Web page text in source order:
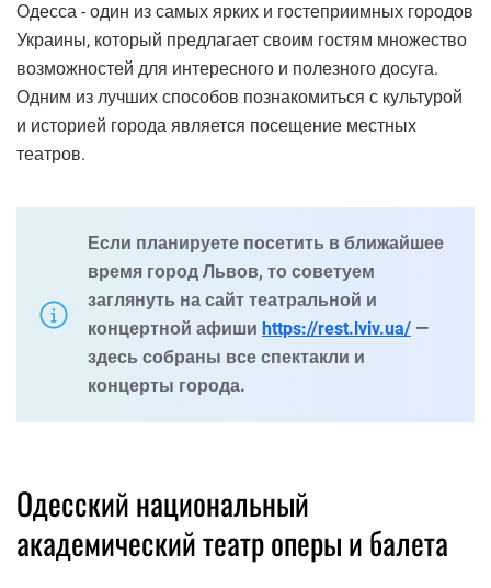
Одесса - один из самых ярких и гостеприимных городов
Украины, который предлагает своим гостям множество
возможностей для интересного и полезного досуга.
Одним из лучших способов познакомиться с культурой
и историей города является посещение местных
театров.
Если планируете посетить в ближайшее
время город Львов, то советуем
заглянуть на сайт театральной и
концертной афиши https://rest.lviv.ua/ —
здесь собраны все спектакли и
концерты города.
Одесский национальный
академический театр оперы и балета